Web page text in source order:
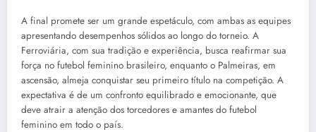
A final promete ser um grande espetáculo, com ambas as equipes
apresentando desempenhos sólidos ao longo do torneio. A
Ferroviária, com sua tradição e experiência, busca reafirmar sua
força no futebol feminino brasileiro, enquanto o Palmeiras, em
ascensão, almeja conquistar seu primeiro título na competição. A
expectativa é de um confronto equilibrado e emocionante, que
deve atrair a atenção dos torcedores e amantes do futebol
feminino em todo o país.